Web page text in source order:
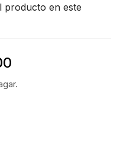
producto en este